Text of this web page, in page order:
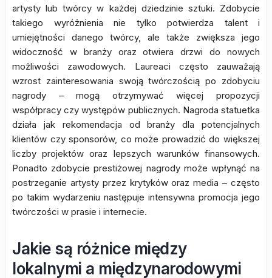
artysty lub twórcy w każdej dziedzinie sztuki. Zdobycie
takiego wyróżnienia nie tylko potwierdza talent i
umiejętności danego twórcy, ale także zwiększa jego
widoczność w branży oraz otwiera drzwi do nowych
możliwości zawodowych. Laureaci często zauważają
wzrost zainteresowania swoją twórczością po zdobyciu
nagrody – mogą otrzymywać więcej propozycji
współpracy czy występów publicznych. Nagroda statuetka
działa jak rekomendacja od branży dla potencjalnych
klientów czy sponsorów, co może prowadzić do większej
liczby projektów oraz lepszych warunków finansowych.
Ponadto zdobycie prestiżowej nagrody może wpłynąć na
postrzeganie artysty przez krytyków oraz media – często
po takim wydarzeniu następuje intensywna promocja jego
twórczości w prasie i internecie.
Jakie są różnice między
lokalnymi a międzynarodowymi